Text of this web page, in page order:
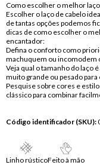
Código identificador (SKU):
Como escolher o melhor laço
Escolher o laço de cabelo
de tantas opções podemos
dicas de como escolher o
encantador:
Defina o conforto como
machuquem ou incomodem
Veja qual o tamanho do laço
muito grande ou pesado
Pesquise sobre cores e
clássico para combinar
Linho rústicoFeito à mão